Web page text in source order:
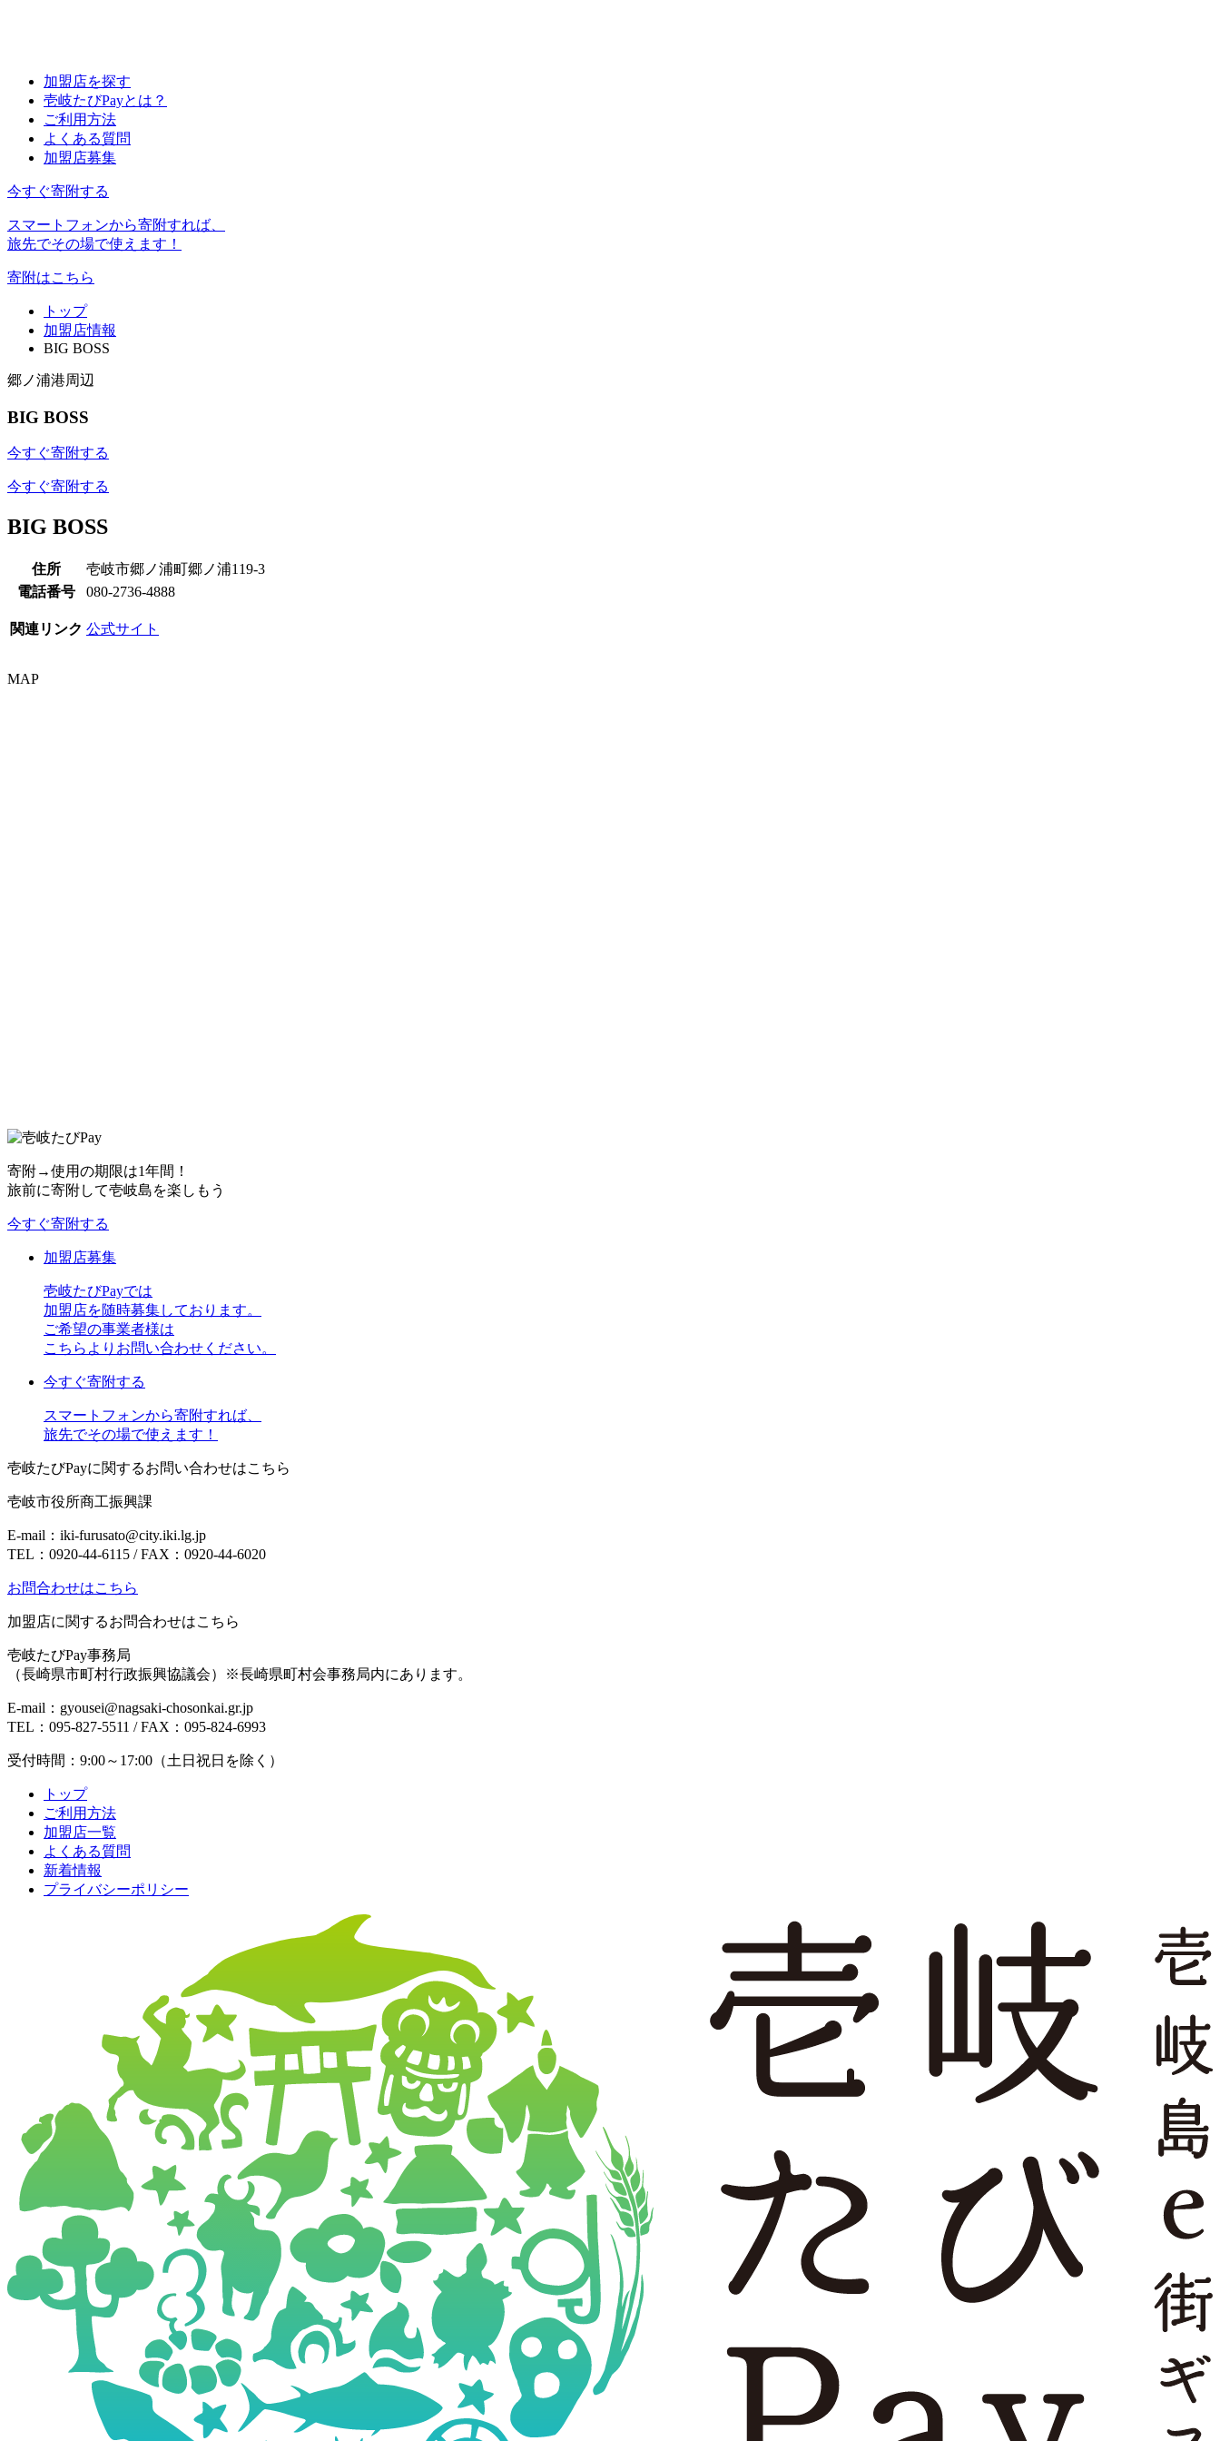
加盟店を探す
壱岐たびPayとは？
ご利用方法
よくある質問
加盟店募集
今すぐ寄附する
スマートフォンから寄附すれば、
旅先でその場で使えます！
寄附はこちら
トップ
加盟店情報
BIG BOSS
郷ノ浦港周辺
BIG BOSS
今すぐ寄附する
今すぐ寄附する
BIG BOSS
住所
壱岐市郷ノ浦町郷ノ浦119-3
電話番号
080-2736-4888
関連リンク 公式サイト
MAP
寄附→使用の期限は1年間！
旅前に寄附して壱岐島を楽しもう
今すぐ寄附する
加盟店募集
壱岐たびPayでは
加盟店を随時募集しております。
ご希望の事業者様は
こちらよりお問い合わせください。
今すぐ寄附する
スマートフォンから寄附すれば、
旅先でその場で使えます！
壱岐たびPayに関するお問い合わせはこちら
壱岐市役所商工振興課
E-mail：iki-furusato@city.iki.lg.jp
TEL：0920-44-6115 / FAX：0920-44-6020
お問合わせはこちら
加盟店に関するお問合わせはこちら
壱岐たびPay事務局
（長崎県市町村行政振興協議会）
※長崎県町村会事務局内にあります。
E-mail：gyousei@nagsaki-chosonkai.gr.jp
TEL：095-827-5511 / FAX：095-824-6993
受付時間：9:00～17:00（土日祝日を除く）
トップ
ご利用方法
加盟店一覧
よくある質問
新着情報
プライバシーポリシー